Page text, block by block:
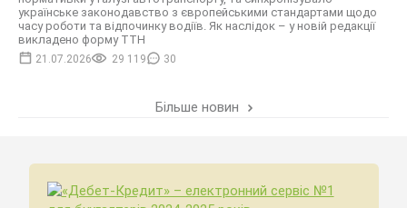
українське законодавство з європейськими стандартами щодо
часу роботи та відпочинку водіїв. Як наслідок – у новій редакції
викладено форму ТТН
21.07.2026 29 119 30
Більше новин